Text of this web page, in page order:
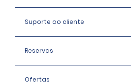
Suporte ao cliente
Reservas
Ofertas